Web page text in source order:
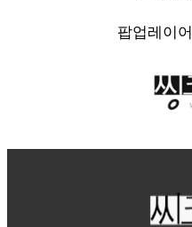
팝업레이